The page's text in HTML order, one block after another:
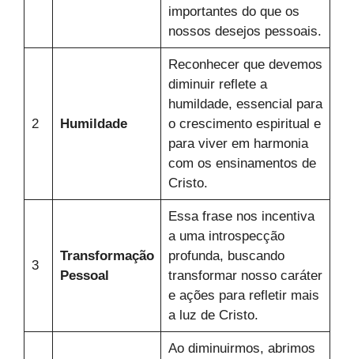
importantes do que os
nossos desejos pessoais.
2 Humildade
Reconhecer que devemos
diminuir reflete a
humildade, essencial para
o crescimento espiritual e
para viver em harmonia
com os ensinamentos de
Cristo.
3
Transformação
Pessoal
Essa frase nos incentiva
a uma introspecção
profunda, buscando
transformar nosso caráter
e ações para refletir mais
a luz de Cristo.
Ao diminuirmos, abrimos